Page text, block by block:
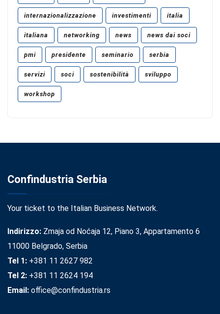
internazionalizzazione investimenti italia
italiana networking news news dai soci
pmi presidente seminario serbia
servizi soci sostenibilità sviluppo
workshop
Confindustria Serbia
Your ticket to the Italian Business Network.
Indirizzo: Zmaja od Noćaja 12, Piano 3, Appartamento 6
11000 Belgrado, Serbia
Tel 1: +381 11 2627 982
Tel 2: +381 11 2624 194
Email: office@confindustria.rs